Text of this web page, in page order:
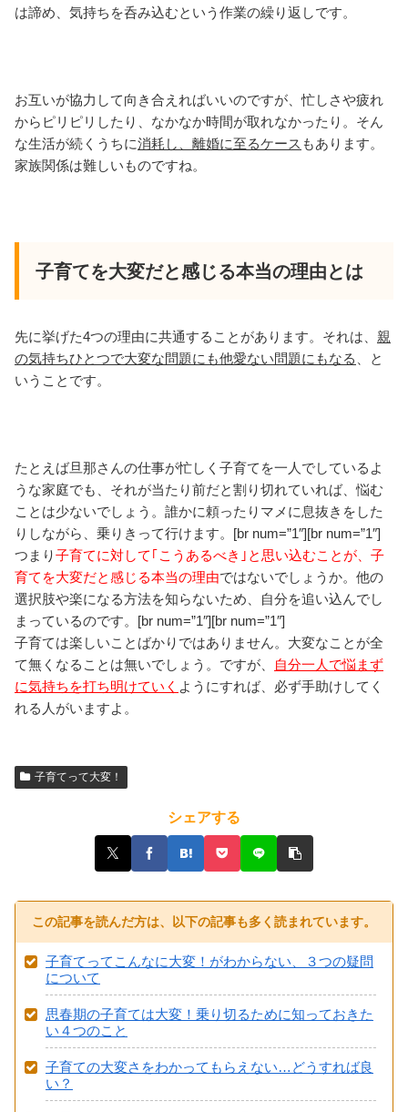
は諦め、気持ちを呑み込むという作業の繰り返しです。
お互いが協力して向き合えればいいのですが、忙しさや疲れ
からピリピリしたり、なかなか時間が取れなかったり。そん
な生活が続くうちに消耗し、離婚に至るケース もあります。
家族関係は難しいものですね。
子育てを大変だと感じる本当の理由とは
先に挙げた4つの理由に共通することがあります。それは、 親
の気持ちひとつで大変な問題にも他愛ない問題にもなる
、と
いうことです。
たとえば旦那さんの仕事が忙しく子育てを一人でしているよ
うな家庭でも、それが当たり前だと割り切れていれば、悩む
ことは少ないでしょう。誰かに頼ったりマメに息抜きをした
りしながら、乗りきって行けます。[br num=”1″][br num=”1″]
つまり子育てに対して｢こうあるべき｣と思い込むことが、子
育てを大変だと感じる本当の理由ではないでしょうか。他の
選択肢や楽になる方法を知らないため、自分を追い込んでし
まっているのです。[br num=”1″][br num=”1″]
子育ては楽しいことばかりではありません。大変なことが全
て無くなることは無いでしょう。ですが、
自分一人で悩まず
に気持ちを打ち明けていく ようにすれば、必ず手助けしてく
れる人がいますよ。
子育てって大変！
シェアする
この記事を読んだ方は、以下の記事も多く読まれています。
子育てってこんなに大変！がわからない、３つの疑問
について
思春期の子育ては大変！乗り切るために知っておきた
い４つのこと
子育ての大変さをわかってもらえない…どうすれば良
い？